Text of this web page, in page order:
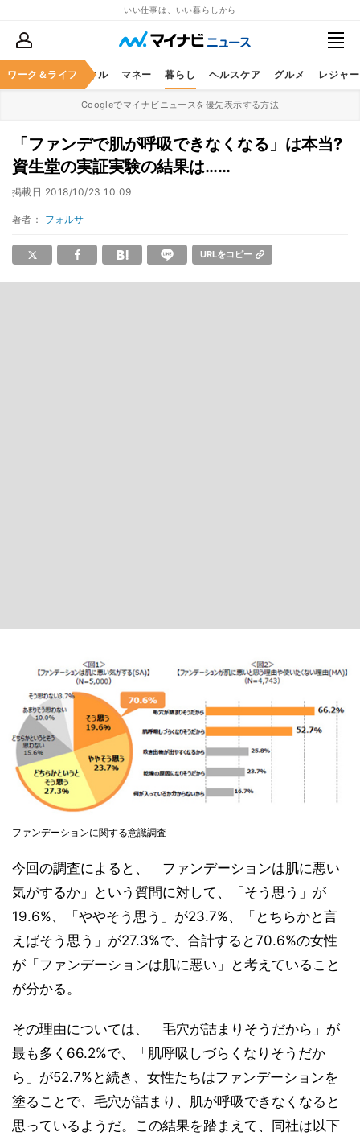
いい仕事は、いい暮らしから
ワーク＆ライフ
ア ビジネススキル マネー 暮らし ヘルスケア グルメ レジャー
Googleでマイナビニュースを優先表示する方法
「ファンデで肌が呼吸できなくなる」は本当?
資生堂の実証実験の結果は……
掲載日 2018/10/23 10:09
著者： フォルサ
URLをコピー
ファンデーションに関する意識調査
今回の調査によると、「ファンデーションは肌に悪い
気がするか」という質問に対して、「そう思う」が
19.6%、「ややそう思う」が23.7%、「とちらかと言
えばそう思う」が27.3%で、合計すると70.6%の女性
が「ファンデーションは肌に悪い」と考えていること
が分かる。
その理由については、「毛穴が詰まりそうだから」が
最も多く66.2%で、「肌呼吸しづらくなりそうだか
ら」が52.7%と続き、女性たちはファンデーションを
塗ることで、毛穴が詰まり、肌が呼吸できなくなると
思っているようだ。この結果を踏まえて、同社は以下